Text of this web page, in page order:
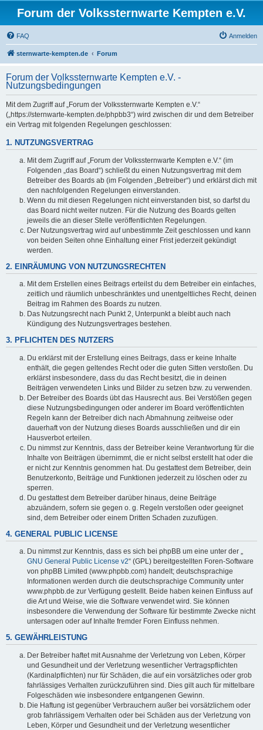
Forum der Volkssternwarte Kempten e.V.
FAQ Anmelden
sternwarte-kempten.de Forum
Forum der Volkssternwarte Kempten e.V. -
Nutzungsbedingungen
Mit dem Zugriff auf „Forum der Volkssternwarte Kempten e.V.“
(„https://sternwarte-kempten.de/phpbb3“) wird zwischen dir und dem Betreiber
ein Vertrag mit folgenden Regelungen geschlossen:
1. NUTZUNGSVERTRAG
Mit dem Zugriff auf „Forum der Volkssternwarte Kempten e.V.“ (im
Folgenden „das Board“) schließt du einen Nutzungsvertrag mit dem
Betreiber des Boards ab (im Folgenden „Betreiber“) und erklärst dich mit
den nachfolgenden Regelungen einverstanden.
Wenn du mit diesen Regelungen nicht einverstanden bist, so darfst du
das Board nicht weiter nutzen. Für die Nutzung des Boards gelten
jeweils die an dieser Stelle veröffentlichten Regelungen.
Der Nutzungsvertrag wird auf unbestimmte Zeit geschlossen und kann
von beiden Seiten ohne Einhaltung einer Frist jederzeit gekündigt
werden.
2. EINRÄUMUNG VON NUTZUNGSRECHTEN
Mit dem Erstellen eines Beitrags erteilst du dem Betreiber ein einfaches,
zeitlich und räumlich unbeschränktes und unentgeltliches Recht, deinen
Beitrag im Rahmen des Boards zu nutzen.
Das Nutzungsrecht nach Punkt 2, Unterpunkt a bleibt auch nach
Kündigung des Nutzungsvertrages bestehen.
3. PFLICHTEN DES NUTZERS
Du erklärst mit der Erstellung eines Beitrags, dass er keine Inhalte
enthält, die gegen geltendes Recht oder die guten Sitten verstoßen. Du
erklärst insbesondere, dass du das Recht besitzt, die in deinen
Beiträgen verwendeten Links und Bilder zu setzen bzw. zu verwenden.
Der Betreiber des Boards übt das Hausrecht aus. Bei Verstößen gegen
diese Nutzungsbedingungen oder anderer im Board veröffentlichten
Regeln kann der Betreiber dich nach Abmahnung zeitweise oder
dauerhaft von der Nutzung dieses Boards ausschließen und dir ein
Hausverbot erteilen.
Du nimmst zur Kenntnis, dass der Betreiber keine Verantwortung für die
Inhalte von Beiträgen übernimmt, die er nicht selbst erstellt hat oder die
er nicht zur Kenntnis genommen hat. Du gestattest dem Betreiber, dein
Benutzerkonto, Beiträge und Funktionen jederzeit zu löschen oder zu
sperren.
Du gestattest dem Betreiber darüber hinaus, deine Beiträge
abzuändern, sofern sie gegen o. g. Regeln verstoßen oder geeignet
sind, dem Betreiber oder einem Dritten Schaden zuzufügen.
4. GENERAL PUBLIC LICENSE
Du nimmst zur Kenntnis, dass es sich bei phpBB um eine unter der „
GNU General Public License v2“ (GPL) bereitgestellten Foren-Software
von phpBB Limited (www.phpbb.com) handelt; deutschsprachige
Informationen werden durch die deutschsprachige Community unter
www.phpbb.de zur Verfügung gestellt. Beide haben keinen Einfluss auf
die Art und Weise, wie die Software verwendet wird. Sie können
insbesondere die Verwendung der Software für bestimmte Zwecke nicht
untersagen oder auf Inhalte fremder Foren Einfluss nehmen.
5. GEWÄHRLEISTUNG
Der Betreiber haftet mit Ausnahme der Verletzung von Leben, Körper
und Gesundheit und der Verletzung wesentlicher Vertragspflichten
(Kardinalpflichten) nur für Schäden, die auf ein vorsätzliches oder grob
fahrlässiges Verhalten zurückzuführen sind. Dies gilt auch für mittelbare
Folgeschäden wie insbesondere entgangenen Gewinn.
Die Haftung ist gegenüber Verbrauchern außer bei vorsätzlichem oder
grob fahrlässigem Verhalten oder bei Schäden aus der Verletzung von
Leben, Körper und Gesundheit und der Verletzung wesentlicher